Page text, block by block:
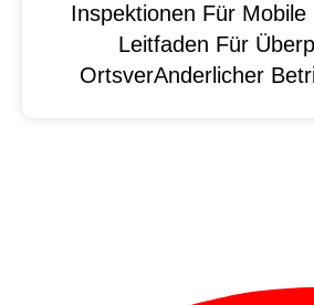
Inspektionen Für Mobile
Leitfaden Für
OrtsverAnderlicher